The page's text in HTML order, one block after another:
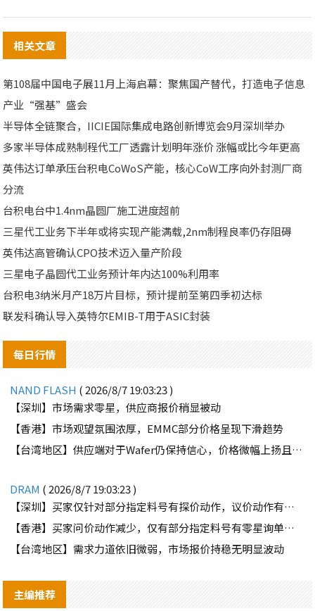
相关文章
第108届中国电子展11月上海启幕：聚焦国产替代，打造电子信息
产业“强基”盛会
半导体全链聚合，IICIE国际集成电路创新博览会9月深圳举办
多家半导体成熟制程代工厂透露计划明年涨价 涨幅或比今年更高
英伟达订单承压台积电CoWoS产能，核心CoW工序向外封测厂商
分流
台积电台中1.4nm晶圆厂施工进度超前
三星代工业务下半年或将实现产能满载,2nm制程良率仍存阻碍
英伟达高管确认CPO技术迈入量产阶段
三星电子晶圆代工业务预计年内达100%利用率
台积电3纳米月产18万片目标，预计提前至第四季初达标
联发科确认导入英特尔EMIB-T用于ASIC封装
每日行情
NAND FLASH ( 2026/8/7 19:03:23 )
【深圳】市场需求零星，供应商报价稍显被动
【香港】市场观望氛围浓厚，EMMC部分价格呈现下滑趋势
【台湾地区】供应端对于Wafer仍保持信心，价格微幅上扬且惜售态度不变
DRAM ( 2026/8/7 19:03:23 )
【深圳】买家仅针对部分指定料号有探价动作，议价动作有所减少
【香港】买家问价动作减少，仅有部分指定料号有零星询单动作
【台湾地区】需求力道依旧微弱，市场报价持稳无明显波动
主编推荐